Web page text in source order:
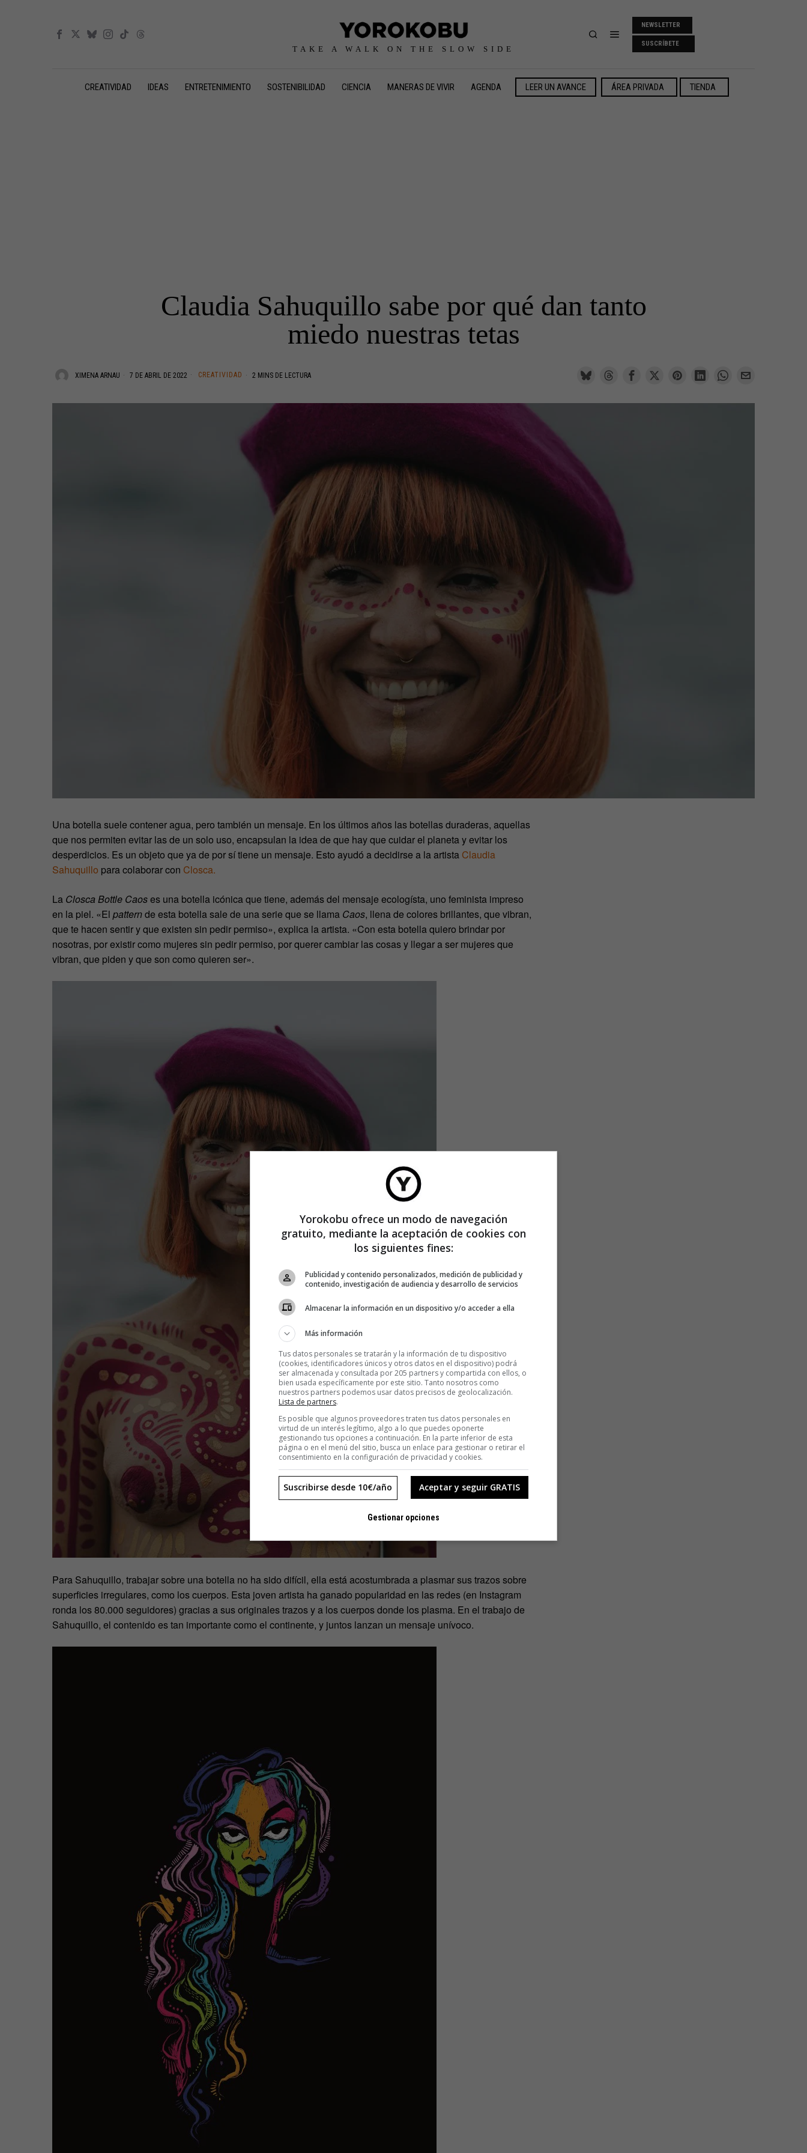
TAKE A WALK ON THE SLOW SIDE
NEWSLETTER
SUSCRÍBETE
CREATIVIDAD IDEAS ENTRETENIMIENTO SOSTENIBILIDAD CIENCIA MANERAS DE VIVIR AGENDA LEER UN AVANCE ÁREA PRIVADA TIENDA
Claudia Sahuquillo sabe por qué dan tanto
miedo nuestras tetas
XIMENA ARNAU 7 DE ABRIL DE 2022 CREATIVIDAD 2 MINS DE LECTURA
Una botella suele contener agua, pero también un mensaje. En los últimos años las botellas duraderas, aquellas
que nos permiten evitar las de un solo uso, encapsulan la idea de que hay que cuidar el planeta y evitar los
desperdicios. Es un objeto que ya de por sí tiene un mensaje. Esto ayudó a decidirse a la artista Claudia
Sahuquillo para colaborar con Closca.
La Closca Bottle Caoses una botella icónica que tiene, además del mensaje ecologísta, uno feminista impreso
en la piel. «El patternde esta botella sale de una serie que se llama Caos, llena de colores brillantes, que vibran,
que te hacen sentir y que existen sin pedir permiso», explica la artista. «Con esta botella quiero brindar por
nosotras, por existir como mujeres sin pedir permiso, por querer cambiar las cosas y llegar a ser mujeres que
vibran, que piden y que son como quieren ser».
Para Sahuquillo, trabajar sobre una botella no ha sido difícil, ella está acostumbrada a plasmar sus trazos sobre
superficies irregulares, como los cuerpos. Esta joven artista ha ganado popularidad en las redes (en Instagram
ronda los 80.000 seguidores) gracias a sus originales trazos y a los cuerpos donde los plasma. En el trabajo de
Sahuquillo, el contenido es tan importante como el continente, y juntos lanzan un mensaje unívoco.
Yorokobu ofrece un modo de navegación
gratuito, mediante la aceptación de cookies con
los siguientes fines:
Publicidad y contenido personalizados, medición de publicidad y
contenido, investigación de audiencia y desarrollo de servicios
Almacenar la información en un dispositivo y/o acceder a ella
Más información
Tus datos personales se tratarán y la información de tu dispositivo
(cookies, identificadores únicos y otros datos en el dispositivo) podrá
ser almacenada y consultada por 205 partners y compartida con ellos, o
bien usada específicamente por este sitio. Tanto nosotros como
nuestros partners podemos usar datos precisos de geolocalización.
Lista de partners.
Es posible que algunos proveedores traten tus datos personales en
virtud de un interés legítimo, algo a lo que puedes oponerte
gestionando tus opciones a continuación. En la parte inferior de esta
página o en el menú del sitio, busca un enlace para gestionar o retirar el
consentimiento en la configuración de privacidad y cookies.
Aceptar y seguir GRATIS
Suscribirse desde 10€/año
Gestionar opciones